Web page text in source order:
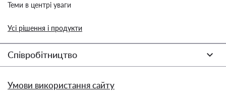
Теми в центрі уваги
Усі рішення і продукти
Співробітництво
Умови використання сайту